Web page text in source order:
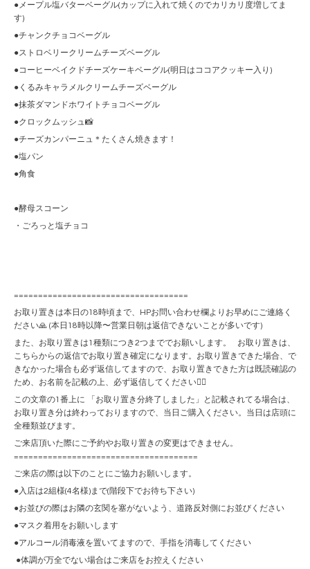
●メープル塩バターベーグル(カップに入れて焼くのでカリカリ度増してま
す)
●チャンクチョコベーグル
●ストロベリークリームチーズベーグル
●コーヒーベイクドチーズケーキベーグル(明日はココアクッキー入り)
●くるみキャラメルクリームチーズベーグル
●抹茶ダマンドホワイトチョコベーグル
●クロックムッシュ📸
●チーズカンパーニュ＊たくさん焼きます！
●塩パン
●角食
●酵母スコーン
・ごろっと塩チョコ
====================================
お取り置きは本日の18時頃まで、HPお問い合わせ欄よりお早めにご連絡く
ださい🙏 (本日18時以降〜営業日朝は返信できないことが多いです)
また、お取り置きは1種類につき2つまででお願いします。 お取り置きは、
こちらからの返信でお取り置き確定になります。お取り置きできた場合、で
きなかった場合も必ず返信してますので、お取り置きできた方は既読確認の
ため、お名前を記載の上、必ず返信してください🙇‍♀️
この文章の1番上に 「お取り置き分終了しました」と記載されてる場合は、
お取り置き分は終わっておりますので、当日ご購入ください。当日は店頭に
全種類並びます。
ご来店頂いた際にご予約やお取り置きの変更はできません。
======================================
ご来店の際は以下のことにご協力お願いします。
●入店は2組様(4名様)まで(階段下でお待ち下さい)
●お並びの際はお隣の玄関を塞がないよう、道路反対側にお並びください
●マスク着用をお願いします
●アルコール消毒液を置いてますので、手指を消毒してください
●体調が万全でない場合はご来店をお控えください